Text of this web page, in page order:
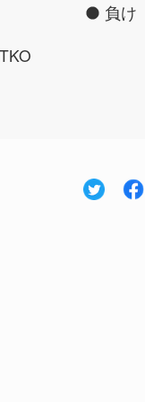
負け